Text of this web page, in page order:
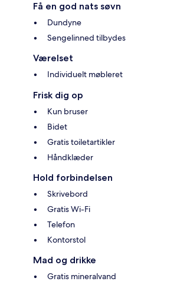
Få en god nats søvn
Dundyne
Sengelinned tilbydes
Værelset
Individuelt møbleret
Frisk dig op
Kun bruser
Bidet
Gratis toiletartikler
Håndklæder
Hold forbindelsen
Skrivebord
Gratis Wi-Fi
Telefon
Kontorstol
Mad og drikke
Gratis mineralvand